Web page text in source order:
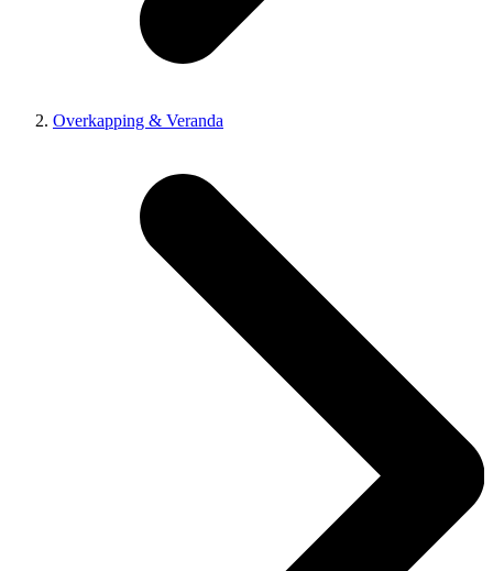
Overkapping & Veranda